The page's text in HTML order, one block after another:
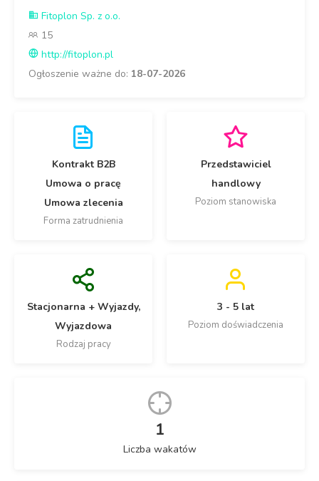
Fitoplon Sp. z o.o.
15
http://fitoplon.pl
Ogłoszenie ważne do: 18-07-2026
Kontrakt B2B
Umowa o pracę
Umowa zlecenia
Forma zatrudnienia
Przedstawiciel
handlowy
Poziom stanowiska
Stacjonarna + Wyjazdy,
Wyjazdowa
Rodzaj pracy
3 - 5 lat
Poziom doświadczenia
1
Liczba wakatów